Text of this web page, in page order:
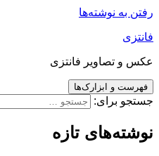
رفتن به نوشته‌ها
فانتزی
عکس و تصاویر فانتزی
فهرست و ابزارک‌ها
جستجو برای:
نوشته‌های تازه